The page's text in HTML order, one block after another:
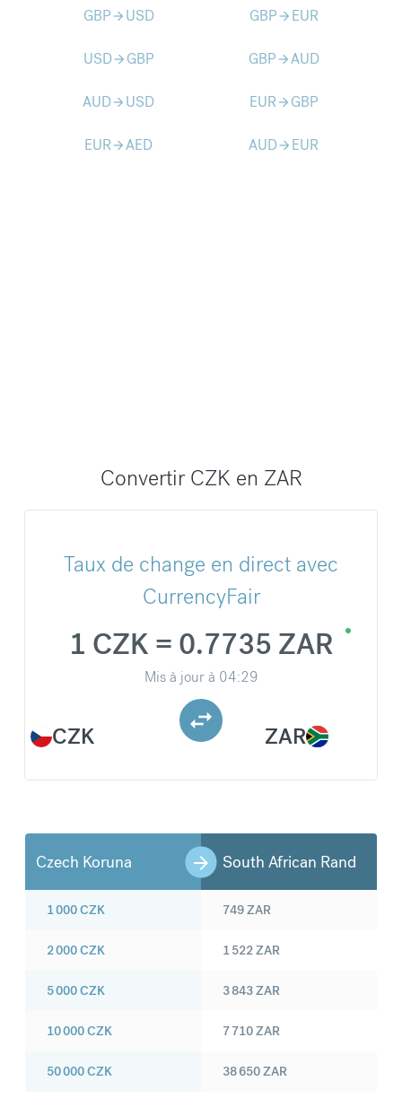
GBParrow_forward USD GBParrow_forward EUR
USDarrow_forward GBP GBParrow_forwardAUD
AUDarrow_forward USD EURarrow_forward GBP
EURarrow_forwardAED AUDarrow_forward EUR
Convertir CZK en ZAR
Taux de change en direct avec
CurrencyFair
CZK
1 CZK = 0.7735 ZAR
Mis à jour à 04:29
ZAR
Czech Koruna South African Rand
1 000CZK
2 000CZK
5 000CZK
10 000CZK
50 000CZK
749ZAR
1 522ZAR
3 843ZAR
7 710ZAR
38 650ZAR